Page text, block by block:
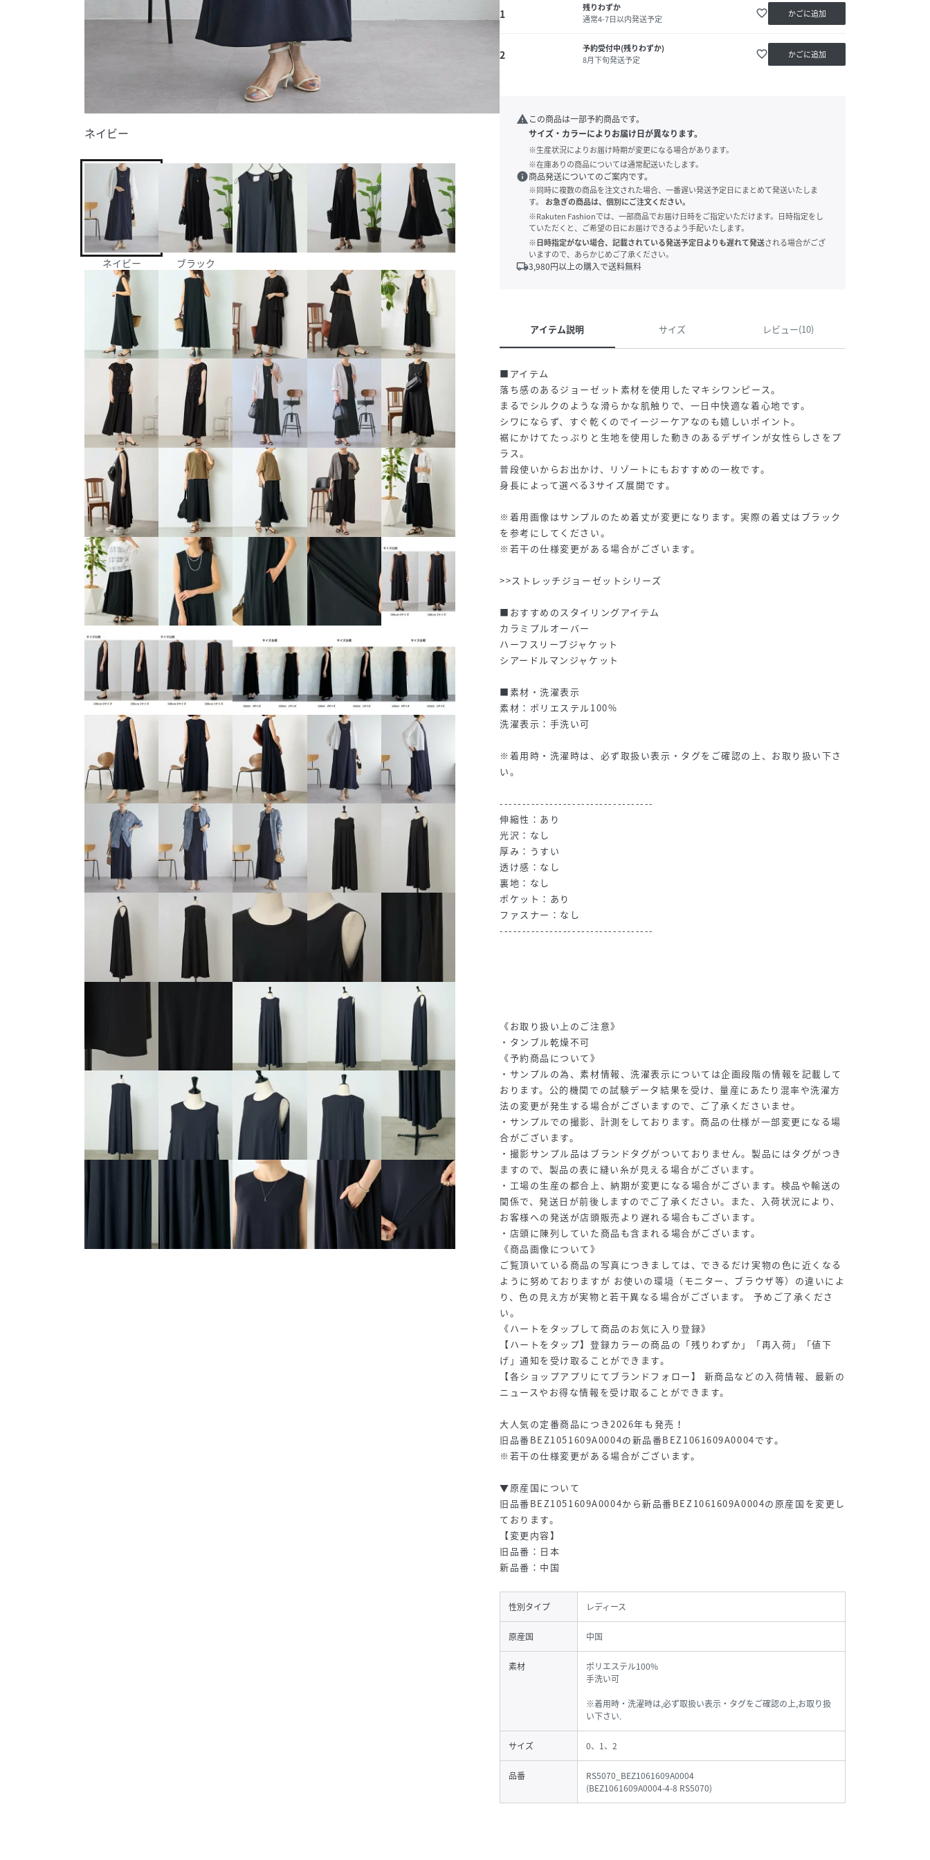
ネイビー
ネイビー ブラック
1
残りわずか
通常4-7日以内発送予定
favorite_border かごに追加
2
予約受付中(残りわずか)
8月下旬発送予定
favorite_border かごに追加
warning この商品は一部予約商品です。
サイズ・カラーによりお届け日が異なります。
※生産状況によりお届け時期が変更になる場合があります。
※在庫ありの商品については通常配送いたします。
info商品発送についてのご案内です。
※同時に複数の商品を注文された場合、一番遅い発送予定日にまとめて発送いたしま
す。
お急ぎの商品は、個別にご注文ください。
※Rakuten Fashionでは、一部商品でお届け日時をご指定いただけます。日時指定をし
ていただくと、ご希望の日にお届けできるよう手配いたします。
※日時指定がない場合、記載されている発送予定日よりも遅れて発送される場合がござ
いますので、あらかじめご了承ください。
local_shipping3,980円以上の購入で送料無料
アイテム説明 サイズ レビュー(10)
■アイテム
落ち感のあるジョーゼット素材を使用したマキシワンピース。
まるでシルクのような滑らかな肌触りで、一日中快適な着心地です。
シワにならず、すぐ乾くのでイージーケアなのも嬉しいポイント。
裾にかけてたっぷりと生地を使用した動きのあるデザインが女性らしさをプ
ラス。
普段使いからお出かけ、リゾートにもおすすめの一枚です。
身長によって選べる3サイズ展開です。
※着用画像はサンプルのため着丈が変更になります。実際の着丈はブラック
を参考にしてください。
※若干の仕様変更がある場合がございます。
>>ストレッチジョーゼットシリーズ
■おすすめのスタイリングアイテム
カラミプルオーバー
ハーフスリーブジャケット
シアードルマンジャケット
■素材・洗濯表示
素材：ポリエステル100%
洗濯表示：手洗い可
※着用時・洗濯時は、必ず取扱い表示・タグをご確認の上、お取り扱い下さ
い。
----------------------------------
伸縮性：あり
光沢：なし
厚み：うすい
透け感：なし
裏地：なし
ポケット：あり
ファスナー：なし
----------------------------------
《お取り扱い上のご注意》
・タンブル乾燥不可
《予約商品について》
・サンプルの為、素材情報、洗濯表示については企画段階の情報を記載して
おります。公的機関での試験データ結果を受け、量産にあたり混率や洗濯方
法の変更が発生する場合がございますので、ご了承くださいませ。
・サンプルでの撮影、計測をしております。商品の仕様が一部変更になる場
合がございます。
・撮影サンプル品はブランドタグがついておりません。製品にはタグがつき
ますので、製品の表に縫い糸が見える場合がございます。
・工場の生産の都合上、納期が変更になる場合がございます。検品や輸送の
関係で、発送日が前後しますのでご了承ください。また、入荷状況により、
お客様への発送が店頭販売より遅れる場合もございます。
・店頭に陳列していた商品も含まれる場合がございます。
《商品画像について》
ご覧頂いている商品の写真につきましては、できるだけ実物の色に近くなる
ように努めておりますが お使いの環境（モニター、ブラウザ等）の違いによ
り、色の見え方が実物と若干異なる場合がございます。 予めご了承くださ
い。
《ハートをタップして商品のお気に入り登録》
【ハートをタップ】登録カラーの商品の「残りわずか」「再入荷」「値下
げ」通知を受け取ることができます。
【各ショップアプリにてブランドフォロー】 新商品などの入荷情報、最新の
ニュースやお得な情報を受け取ることができます。
大人気の定番商品につき2026年も発売！
旧品番BEZ1051609A0004の新品番BEZ1061609A0004です。
※若干の仕様変更がある場合がございます。
▼原産国について
旧品番BEZ1051609A0004から新品番BEZ1061609A0004の原産国を変更し
ております。
【変更内容】
旧品番：日本
新品番：中国
性別タイプ レディース
原産国 中国
素材
ポリエステル100%
手洗い可
※着用時・洗濯時は,必ず取扱い表示・タグをご確認の上,お取り扱
い下さい.
サイズ 0、1、2
品番
RS5070_BEZ1061609A0004
(BEZ1061609A0004-4-8 RS5070)